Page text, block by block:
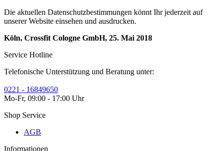
Die aktuellen Datenschutzbestimmungen könnt Ihr jederzeit auf
unserer Website einsehen und ausdrucken.
Köln, Crossfit Cologne GmbH, 25. Mai 2018
Service Hotline
Telefonische Unterstützung und Beratung unter:
0221 - 16849650
Mo-Fr, 09:00 - 17:00 Uhr
Shop Service
AGB
Informationen